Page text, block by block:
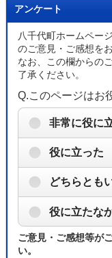
アンケート
八千代町ホームペー
のご意見・ご感想を
なお、この欄からの
了承ください。
Q.このページはお
非常に役に
役に立った
どちらとも
役に立たな
ご意見・ご感想等が
い。